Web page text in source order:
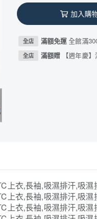
加入購
全店 滿額免運全館滿
全店 滿額贈 【週年慶